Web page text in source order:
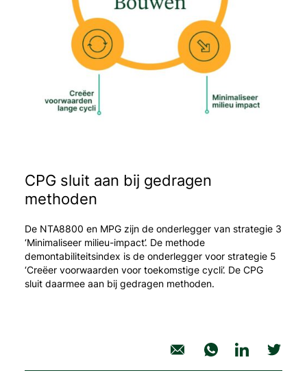
CPG sluit aan bij gedragen
methoden
De NTA8800 en MPG zijn de onderlegger van strategie 3
‘Minimaliseer milieu-impact’. De methode
demontabiliteitsindex is de onderlegger voor strategie 5
‘Creëer voorwaarden voor toekomstige cycli’. De CPG
sluit daarmee aan bij gedragen methoden.
deel artikel